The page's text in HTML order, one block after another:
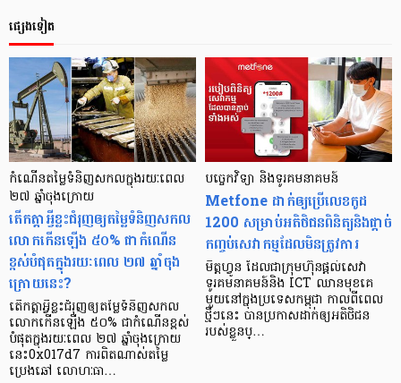
ផ្សេងទៀត
កំណើនតម្លៃទំនិញសកលក្នុងរយៈពេល
២៧ ឆ្នាំចុងក្រោយ
តើកត្តាអ្វីខ្លះជំរុញឲ្យតម្លៃទំនិញសកល
លោកកើនឡើង ៥០% ជាកំណើន
ខ្ពស់បំផុតក្នុងរយៈពេល ២៧ ឆ្នាំចុង
ក្រោយនេះ?
តើកត្តាអ្វីខ្លះជំរុញឲ្យតម្លៃទំនិញសកល
លោកកើនឡើង ៥០% ជាកំណើនខ្ពស់
បំផុតក្នុងរយៈពេល ២៧ ឆ្នាំចុងក្រោយ
នេះ0x017d7 ការពិតណាស់តម្លៃ
ប្រេងឆៅ លោហៈធា…
បច្ចេកវិទ្យា និងទូរគមនាគមន៍
Metfone ដាក់ឲ្យប្រើលេខកូដ
1200 សម្រាប់អតិថិជនពិនិត្យនិងផ្ដាច់
កញ្ចប់សេវាកម្មដែលមិនត្រូវការ
មិត្តហ្វូន ដែលជាក្រុមហ៊ុនផ្ដល់សេវា
ទូរគមនាគមន៍និង ICT ឈានមុខគេ
មួយនៅក្នុងប្រទេសកម្ពុជា កាលពីពេល
ថ្មីៗនេះ បានប្រកាសដាក់ឲ្យអតិថិជន
របស់ខ្លួនប្…